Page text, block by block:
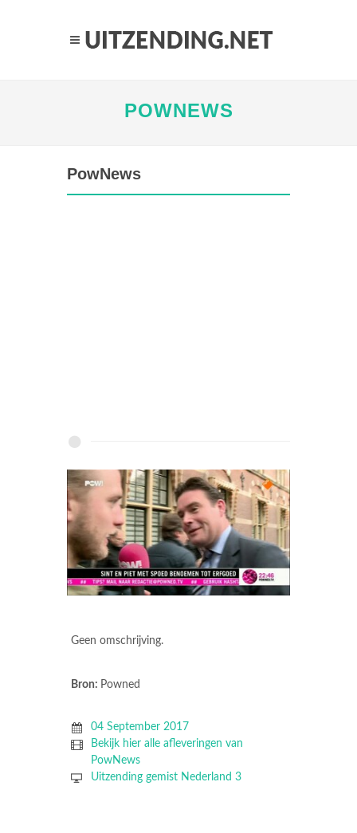
POWNEWS
PowNews
Geen omschrijving.
Bron: Powned
04 September 2017
Bekijk hier alle afleveringen van
PowNews
Uitzending gemist Nederland 3